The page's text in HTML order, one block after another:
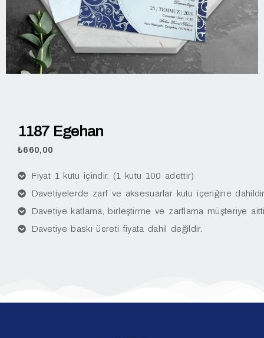
1187 Egehan
₺660,00
Fiyat 1 kutu içindir. (1 kutu 100 adettir)
Davetiyelerde zarf ve aksesuarlar kutu içeriğine
Davetiye katlama, birleştirme ve zarflama müşteriye
Davetiye baskı ücreti fiyata dahil değildir.